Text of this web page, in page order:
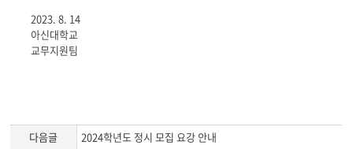
2023. 8. 14
아신대학교
교무지원팀
다음글 2024학년도 정시 모집 요강 안내